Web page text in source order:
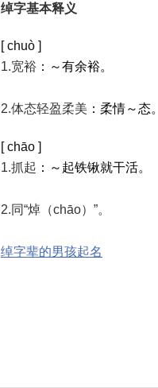
绰字基本释义
[ chuò ]
1.宽裕 ：～有余裕。
2.体态轻盈柔美 ：柔情～态。
[ chāo ]
1.抓起 ：～起铁锹就干活。
2.同“焯（chāo）”。
绰字辈的男孩起名